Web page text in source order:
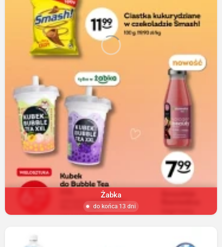
Żabka
do końca 13 dni